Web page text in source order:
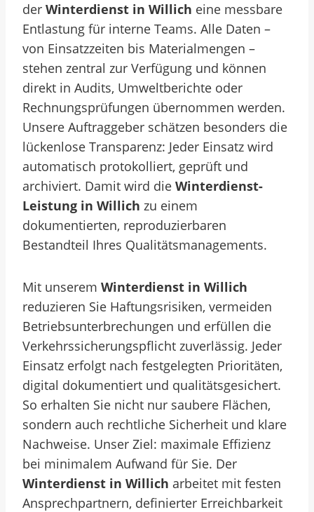
der Winterdienst in Willich eine messbare
Entlastung für interne Teams. Alle Daten –
von Einsatzzeiten bis Materialmengen –
stehen zentral zur Verfügung und können
direkt in Audits, Umweltberichte oder
Rechnungsprüfungen übernommen werden.
Unsere Auftraggeber schätzen besonders die
lückenlose Transparenz: Jeder Einsatz wird
automatisch protokolliert, geprüft und
archiviert. Damit wird die Winterdienst-
Leistung in Willich zu einem
dokumentierten, reproduzierbaren
Bestandteil Ihres Qualitätsmanagements.
Mit unserem Winterdienst in Willich
reduzieren Sie Haftungsrisiken, vermeiden
Betriebsunterbrechungen und erfüllen die
Verkehrssicherungspflicht zuverlässig. Jeder
Einsatz erfolgt nach festgelegten Prioritäten,
digital dokumentiert und qualitätsgesichert.
So erhalten Sie nicht nur saubere Flächen,
sondern auch rechtliche Sicherheit und klare
Nachweise. Unser Ziel: maximale Effizienz
bei minimalem Aufwand für Sie. Der
Winterdienst in Willich arbeitet mit festen
Ansprechpartnern, definierter Erreichbarkeit